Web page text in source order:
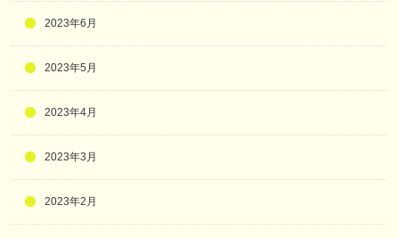
2023年6月
2023年5月
2023年4月
2023年3月
2023年2月